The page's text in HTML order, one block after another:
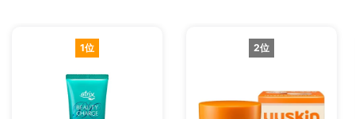
1位 2位